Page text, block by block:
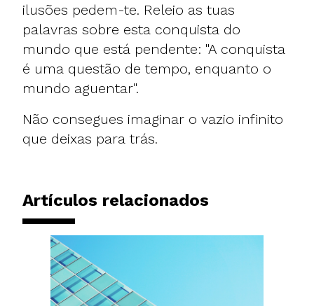
ilusões pedem-te. Releio as tuas
palavras sobre esta conquista do
mundo que está pendente: "A conquista
é uma questão de tempo, enquanto o
mundo aguentar".
Não consegues imaginar o vazio infinito
que deixas para trás.
Artículos relacionados